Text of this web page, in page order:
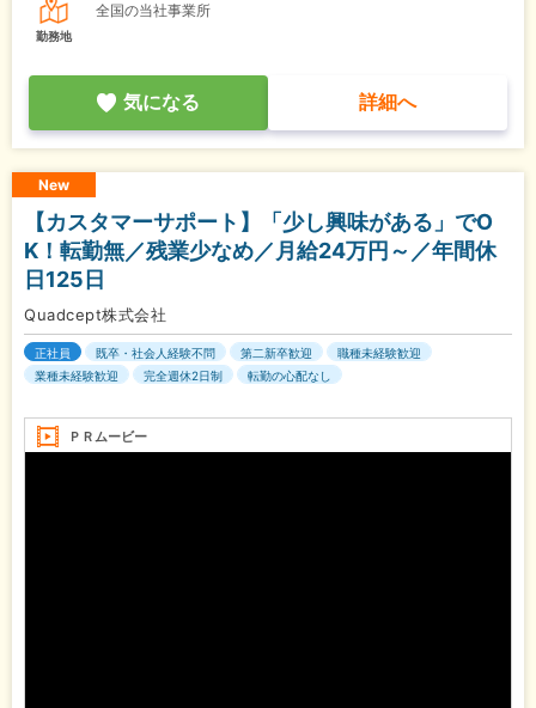
勤務地
全国の当社事業所
気になる 詳細へ
New
【カスタマーサポート】「少し興味がある」でO
K！転勤無／残業少なめ／月給24万円～／年間休
日125日
Quadcept株式会社
正社員 既卒・社会人経験不問 第二新卒歓迎
職種未経験歓迎
業種未経験歓迎
完全週休2日制 転勤の心配なし
ＰＲムービー